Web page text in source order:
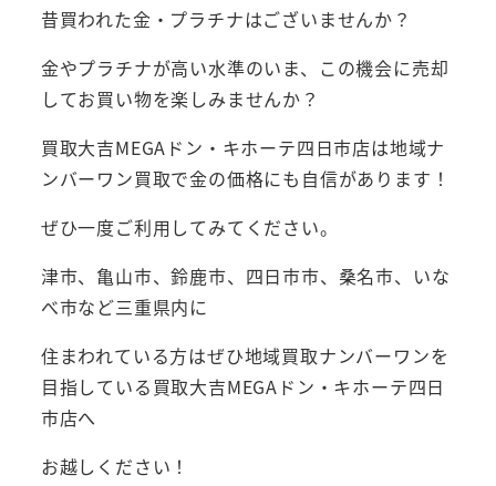
昔買われた金・プラチナはございませんか？
金やプラチナが高い水準のいま、この機会に売却
してお買い物を楽しみませんか？
買取大吉MEGAドン・キホーテ四日市店は地域ナ
ンバーワン買取で金の価格にも自信があります！
ぜひ一度ご利用してみてください。
津市、亀山市、鈴鹿市、四日市市、桑名市、いな
べ市など三重県内に
住まわれている方はぜひ地域買取ナンバーワンを
目指している買取大吉MEGAドン・キホーテ四日
市店へ
お越しください！